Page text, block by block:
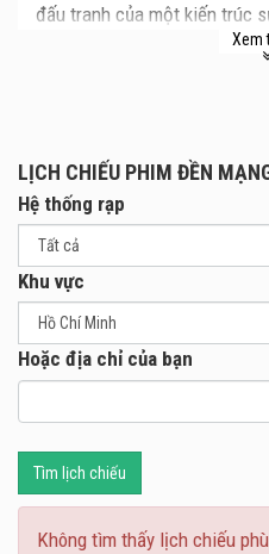
đấu tranh của một kiến trúc
một thế lực tà ác chỉ trực
Bộ phim xoay quanh nhân
tuổi, thành công và có một
khi liên tiếp gặp những
quanh mình, cuộc sống của
phát hiện ra những chuyện
quan đến người cha quá cố
một vị thần linh thiêng. Điều
August sẽ tìm ra được lời
trả giá bằng tính mạng của
Trong bối cảnh đã rất nhiều
thì bộ phim Đền Mạng với nội
Xem
LỊCH CHIẾU PHIM ĐỀN
Hệ thống rạp
Khu vực
Hoặc địa chỉ của bạn
Tìm lịch chiếu
Không tìm thấy lịch chiếu